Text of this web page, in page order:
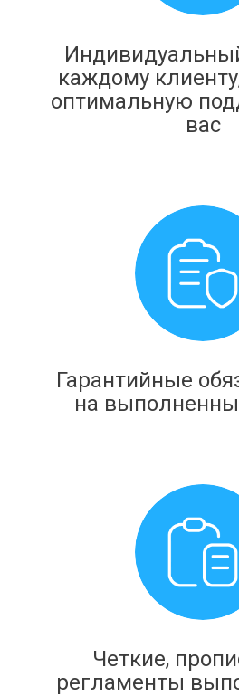
каждому
оптимальную
вас
Гарантийные
на
Четкие,
регламенты